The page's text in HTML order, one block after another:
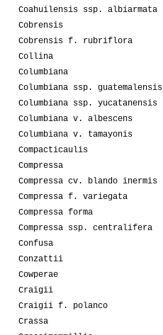
Coahuilensis ssp. albiarmata
Cobrensis
Cobrensis f. rubriflora
Collina
Columbiana
Columbiana ssp. guatemalensis
Columbiana ssp. yucatanensis
Columbiana v. albescens
Columbiana v. tamayonis
Compacticaulis
Compressa
Compressa cv. blando inermis
Compressa f. variegata
Compressa forma
Compressa ssp. centralifera
Confusa
Conzattii
Cowperae
Craigii
Craigii f. polanco
Crassa